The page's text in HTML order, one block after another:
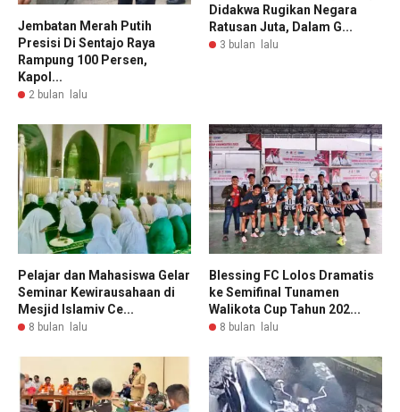
Jembatan Merah Putih
Presisi Di Sentajo Raya
Rampung 100 Persen,
Kapol...
2 bulan lalu
Didakwa Rugikan Negara
Ratusan Juta, Dalam G...
3 bulan lalu
Pelajar dan Mahasiswa Gelar
Seminar Kewirausahaan di
Mesjid Islamiv Ce...
8 bulan lalu
Blessing FC Lolos Dramatis
ke Semifinal Tunamen
Walikota Cup Tahun 202...
8 bulan lalu